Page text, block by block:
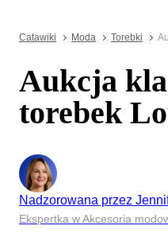
Catawiki Moda Torebki
Aukcja
torebek
Nadzorowana przez
Ekspertka w Akcesoria